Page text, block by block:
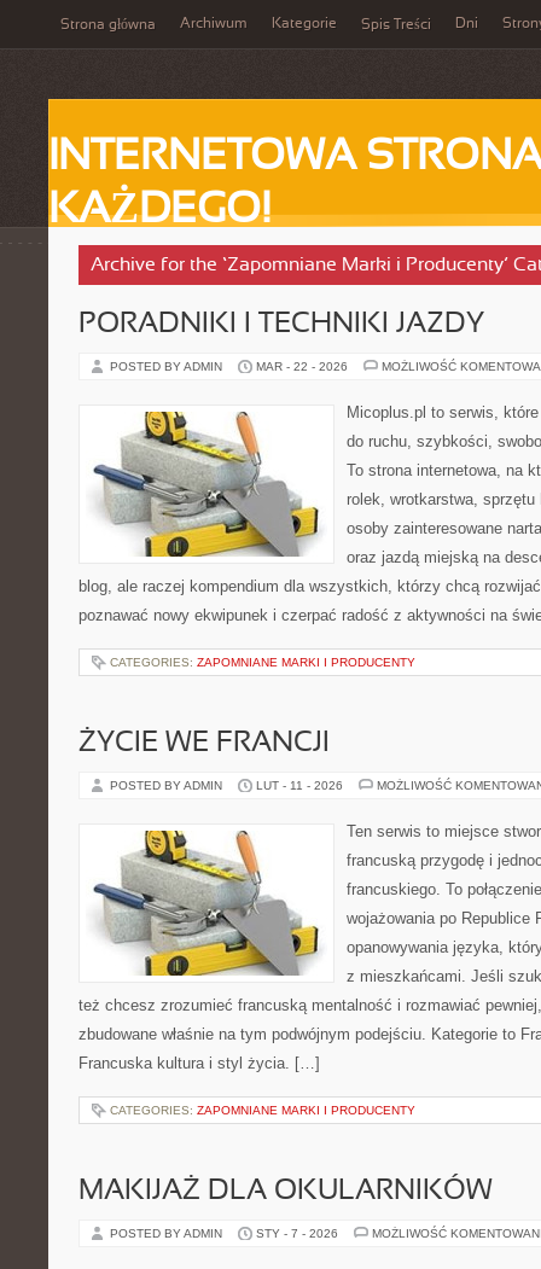
Strona główna Archiwum Kategorie Spis Treści Dni
INTERNETOWA
KAŻDEGO!
Archive for the ‘Zapomniane Marki i Producenty’
PORADNIKI I TECHNIKI JAZDY
POSTED BY ADMIN MAR - 22 - 2026 MOŻLIWOŚĆ
Micoplus.pl to serwis,
do ruchu, szybkości,
To strona internetowa, na
rolek, wrotkarstwa, sprzętu
osoby zainteresowane
oraz jazdą miejską na
blog, ale raczej kompendium dla wszystkich, którzy chcą
poznawać nowy ekwipunek i czerpać radość z aktywności na
CATEGORIES: ZAPOMNIANE MARKI I PRODUCENTY
ŻYCIE WE FRANCJI
POSTED BY ADMIN LUT - 11 - 2026 MOŻLIWOŚĆ
Ten serwis to miejsce
francuską przygodę i
francuskiego. To
wojażowania po Republice
opanowywania języka,
z mieszkańcami. Jeśli
też chcesz zrozumieć francuską mentalność i rozmawiać
zbudowane właśnie na tym podwójnym podejściu. Kategorie to
Francuska kultura i styl życia. […]
CATEGORIES: ZAPOMNIANE MARKI I PRODUCENTY
MAKIJAŻ DLA OKULARNIKÓW
POSTED BY ADMIN STY - 7 - 2026 MOŻLIWOŚĆ